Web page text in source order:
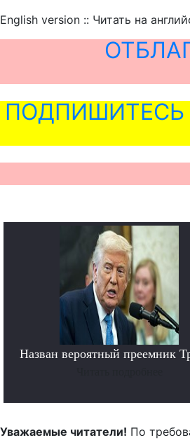
English version :: Читать на
ПОДПИШИТЕСЬ
Назван вероятный преемник
Уважаемые читатели! По